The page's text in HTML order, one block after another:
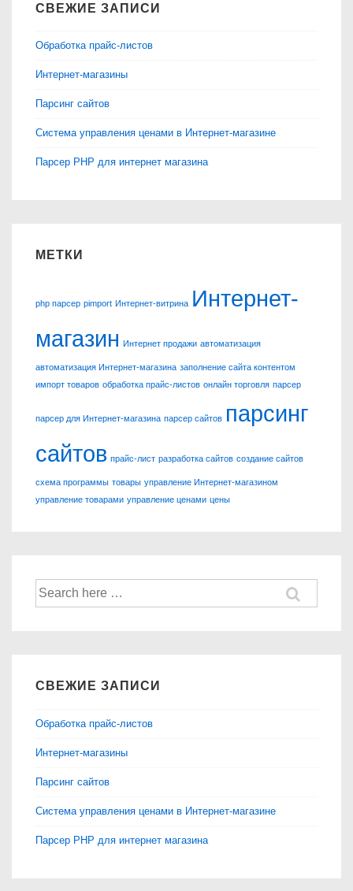
СВЕЖИЕ ЗАПИСИ
Обработка прайс-листов
Интернет-магазины
Парсинг сайтов
Система управления ценами в Интернет-магазине
Парсер PHP для интернет магазина
МЕТКИ
php парсер pimport Интернет-витрина Интернет-
магазин Интернет продажи автоматизация
автоматизация Интернет-магазина заполнение сайта контентом
импорт товаров обработка прайс-листов онлайн торговля парсер
парсер для Интернет-магазина парсер сайтов парсинг
сайтов прайс-лист разработка сайтов создание сайтов
схема программы товары управление Интернет-магазином
управление товарами управление ценами цены
Найти:
СВЕЖИЕ ЗАПИСИ
Обработка прайс-листов
Интернет-магазины
Парсинг сайтов
Система управления ценами в Интернет-магазине
Парсер PHP для интернет магазина